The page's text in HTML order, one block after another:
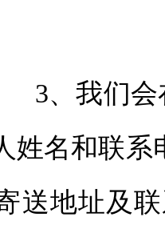
在您下
姓名和联
送地址及